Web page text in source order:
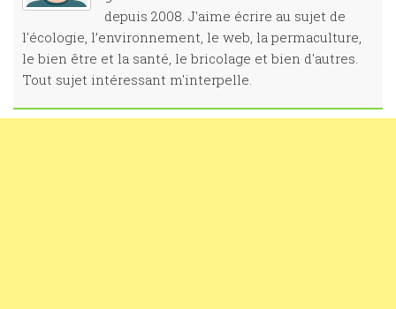
depuis 2008. J'aime écrire au sujet de
l'écologie, l’environnement, le web, la permaculture,
le bien être et la santé, le bricolage et bien d'autres.
Tout sujet intéressant m'interpelle.